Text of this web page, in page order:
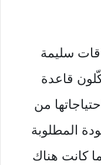
سليمة
قاعدة
من
المطلوبة
كانت هناك